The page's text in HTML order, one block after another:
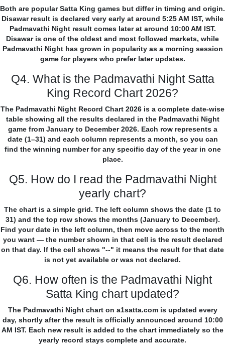
Both are popular Satta King games but differ in timing and origin.
Disawar result is declared very early at around 5:25 AM IST, while
Padmavathi Night result comes later at around 10:00 AM IST.
Disawar is one of the oldest and most followed markets, while
Padmavathi Night has grown in popularity as a morning session
game for players who prefer later updates.
Q4. What is the Padmavathi Night Satta
King Record Chart 2026?
The Padmavathi Night Record Chart 2026 is a complete date-wise
table showing all the results declared in the Padmavathi Night
game from January to December 2026. Each row represents a
date (1–31) and each column represents a month, so you can
find the winning number for any specific day of the year in one
place.
Q5. How do I read the Padmavathi Night
yearly chart?
The chart is a simple grid. The left column shows the date (1 to
31) and the top row shows the months (January to December).
Find your date in the left column, then move across to the month
you want — the number shown in that cell is the result declared
on that day. If the cell shows "--" it means the result for that date
is not yet available or was not declared.
Q6. How often is the Padmavathi Night
Satta King chart updated?
The Padmavathi Night chart on a1satta.com is updated every
day, shortly after the result is officially announced around 10:00
AM IST. Each new result is added to the chart immediately so the
yearly record stays complete and accurate.